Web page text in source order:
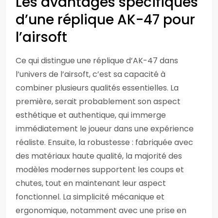
d’une réplique AK-47 pour
l’airsoft
Ce qui distingue une réplique d’AK-47 dans
l’univers de l’airsoft, c’est sa capacité à
combiner plusieurs qualités essentielles. La
première, serait probablement son aspect
esthétique et authentique, qui immerge
immédiatement le joueur dans une expérience
réaliste. Ensuite, la robustesse : fabriquée avec
des matériaux haute qualité, la majorité des
modèles modernes supportent les coups et
chutes, tout en maintenant leur aspect
fonctionnel. La simplicité mécanique et
ergonomique, notamment avec une prise en